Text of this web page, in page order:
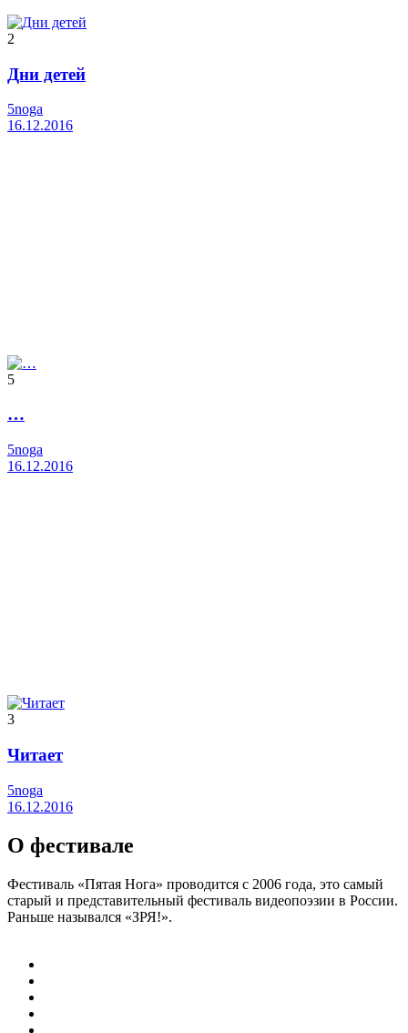
2
Дни детей
5noga
16.12.2016
5
…
5noga
16.12.2016
3
Читает
5noga
16.12.2016
О фестивале
Фестиваль «Пятая Нога» проводится с 2006 года, это самый
старый и представительный фестиваль видеопоэзии в России.
Раньше назывался «ЗРЯ!».